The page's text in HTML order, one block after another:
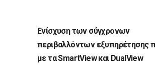
Ενίσχυση των σύγχρονων
περιβαλλόντων εξυπηρέτησης
με ταSmartViewκαι DualView